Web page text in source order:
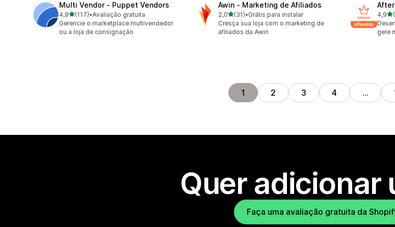
Multi Vendor ‑ Puppet Vendors
4,9de 5 estrelas
(117)
117 avaliações ao todo
•Avaliação gratuita
Gerencie o marketplace multivendedor
ou a loja de consignação
Awin ‑ Marketing de Afiliados
2,0de 5 estrelas
(31)
31 avaliações ao todo
•Grátis para instalar
Cresça sua loja com o marketing de
afiliados da Awin
4,9
1004
gere
1 2 3 4 …
Quer adicionar
Faça uma avaliação gratuita da